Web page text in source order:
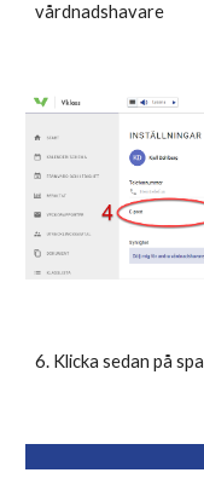
vårdnadshavare
6. Klicka sedan på